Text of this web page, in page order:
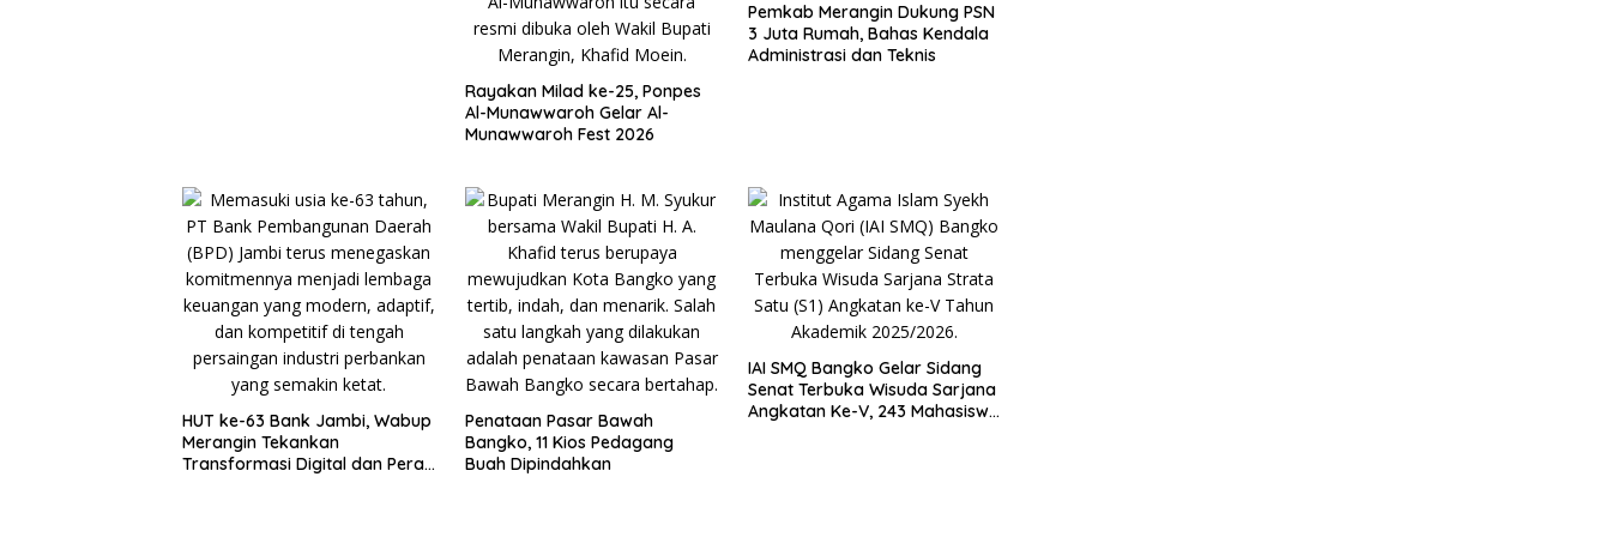
Rayakan Milad ke-25, Ponpes
Al-Munawwaroh Gelar Al-
Munawwaroh Fest 2026
Pemkab Merangin Dukung PSN
3 Juta Rumah, Bahas Kendala
Administrasi dan Teknis
HUT ke-63 Bank Jambi, Wabup
Merangin Tekankan
Transformasi Digital dan Peran
Penataan Pasar Bawah
Bangko, 11 Kios Pedagang
Buah Dipindahkan
IAI SMQ Bangko Gelar Sidang
Senat Terbuka Wisuda Sarjana
Angkatan Ke-V, 243 Mahasiswa